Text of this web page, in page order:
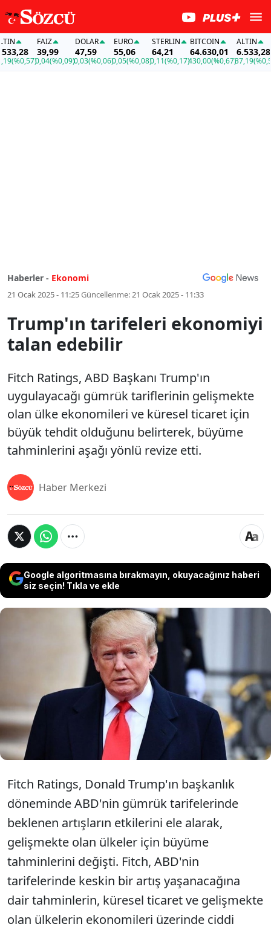
(%0,57)
FAİZ
39,99
0,04(%0,09)
DOLAR
47,59
0,03(%0,06)
EURO
55,06
0,05(%0,08)
STERLIN
64,21
0,11(%0,17)
BITCOIN
64.630,01
430,00(%0,67)
ALTIN
6.533,28
37,19(%0,57)
Haberler - Ekonomi
21 Ocak 2025 - 11:25Güncellenme:21 Ocak 2025 - 11:33
Trump'ın tarifeleri ekonomiyi
talan edebilir
Fitch Ratings, ABD Başkanı Trump'ın
uygulayacağı gümrük tariflerinin gelişmekte
olan ülke ekonomileri ve küresel ticaret için
büyük tehdit olduğunu belirterek, büyüme
tahminlerini aşağı yönlü revize etti.
Haber Merkezi
Google algoritmasına bırakmayın, okuyacağınız haberi
siz seçin! Tıkla ve ekle
Fitch Ratings, ABD Başkanı Trump'ın
uygulayacağı gümrük tariflerinin gelişmekte
olan ülke ekonomileri ve küresel ticaret için
büyük tehdit olduğunu belirterek, büyüme
tahminlerini aşağı yönlü revize etti.
Fitch Ratings, Donald Trump'ın başkanlık
döneminde ABD'nin gümrük tarifelerinde
beklenen artışların etkilerini ele alarak,
gelişmekte olan ülkeler için büyüme
tahminlerini değişti. Fitch, ABD'nin
tarifelerinde keskin bir artış yaşanacağına
dair tahminlerin, küresel ticaret ve gelişmekte
olan ülkelerin ekonomileri üzerinde ciddi